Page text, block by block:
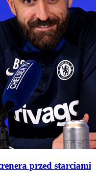
przed starciami